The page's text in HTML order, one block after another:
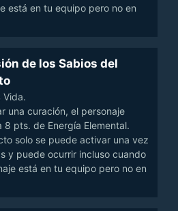
está en tu equipo pero no en
de los Sabios del
Vida.
una curación, el personaje
8 pts. de Energía Elemental.
solo se puede activar una vez
y puede ocurrir incluso cuando
está en tu equipo pero no en